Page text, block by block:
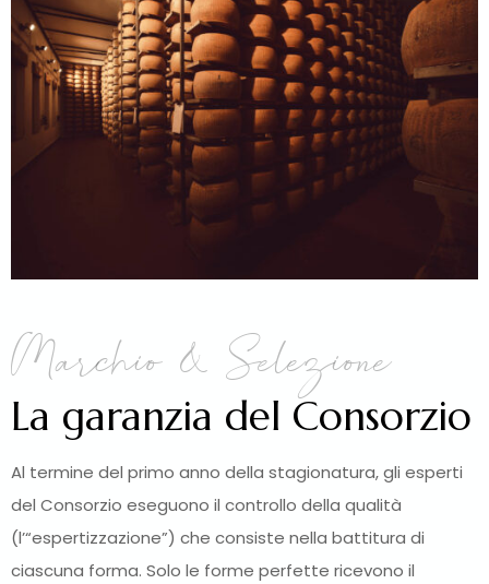
Marchio & Selezione
La garanzia del Consorzio
Al termine del primo anno della stagionatura, gli esperti
del Consorzio eseguono il controllo della qualità
(l’“espertizzazione”) che consiste nella battitura di
ciascuna forma. Solo le forme perfette ricevono il